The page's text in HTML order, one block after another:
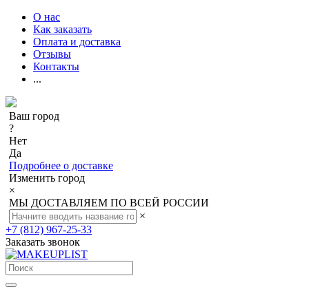
О нас
Как заказать
Оплата и доставка
Отзывы
Контакты
...
Ваш город
?
Нет
Да
Подробнее о доставке
Изменить город
×
МЫ ДОСТАВЛЯЕМ ПО ВСЕЙ РОССИИ
×
+7 (812) 967-25-33
Заказать звонок